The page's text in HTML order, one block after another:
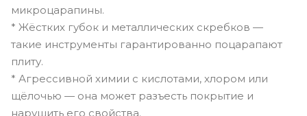
микроцарапины.
* Жёстких губок и металлических скребков —
такие инструменты гарантированно поцарапают
плиту.
* Агрессивной химии с кислотами, хлором или
щёлочью — она может разъесть покрытие и
нарушить его свойства.